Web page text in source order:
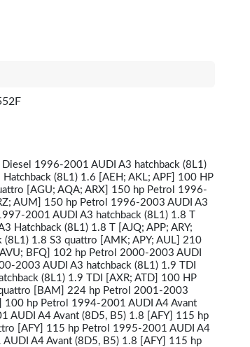
1996-2001 AUDI A3 hatchback (8L1)
(8L1) 1.6 [AEH; AKL; APF] 100 HP
[AGU; AQA; ARX] 150 hp Petrol 1996-
AUM] 150 hp Petrol 1996-2003 AUDI A3
2001 AUDI A3 hatchback (8L1) 1.8 T
Hatchback (8L1) 1.8 T [AJQ; APP; ARY;
1.8 S3 quattro [AMK; APY; AUL] 210
BFQ] 102 hp Petrol 2000-2003 AUDI
2003 AUDI A3 hatchback (8L1) 1.9 TDI
(8L1) 1.9 TDI [AXR; ATD] 100 HP
[BAM] 224 hp Petrol 2001-2003
100 hp Petrol 1994-2001 AUDI A4 Avant
AUDI A4 Avant (8D5, B5) 1.8 [AFY] 115 hp
[AFY] 115 hp Petrol 1995-2001 AUDI A4
A4 Avant (8D5, B5) 1.8 [AFY] 115 hp